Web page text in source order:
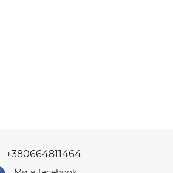
+380664811464